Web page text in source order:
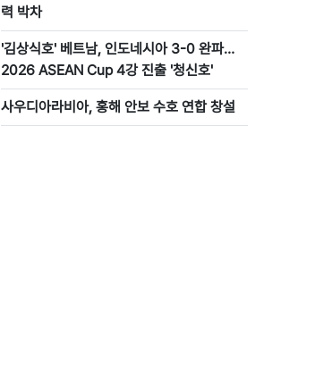
력 박차
'김상식호' 베트남, 인도네시아 3-0 완파…
2026 ASEAN Cup 4강 진출 '청신호'
사우디아라비아, 홍해 안보 수호 연합 창설